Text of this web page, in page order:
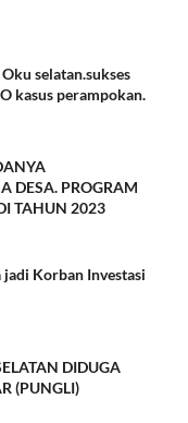
selatan.sukses
kasus perampokan.
DESA. PROGRAM
TAHUN 2023
Korban Investasi
DIDUGA
(PUNGLI)